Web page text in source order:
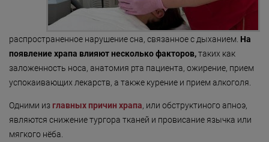
распространенное нарушение сна, связанное с дыханием. На
появление храпа влияют несколько факторов,таких как
заложенность носа, анатомия рта пациента, ожирение, прием
успокаивающих лекарств, а также курение и прием алкоголя.
Одними изглавных причин храпа, или обструктиного апноэ,
являются снижение тургора тканей и провисание язычка или
мягкого нёба.
«Леди Совершенство»
«Коруги»
«Секрет Красоты»
«Гармония»
Омоложение:
предупреждение
кожи
Пигментные пятна
Рубцы, шрамы
Сосудистые
лице (купероз,